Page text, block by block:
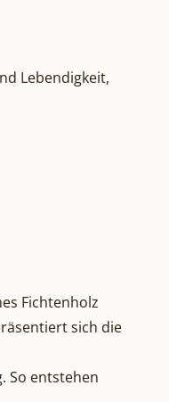
Lebendigkeit,
Fichtenholz
sich die
So entstehen